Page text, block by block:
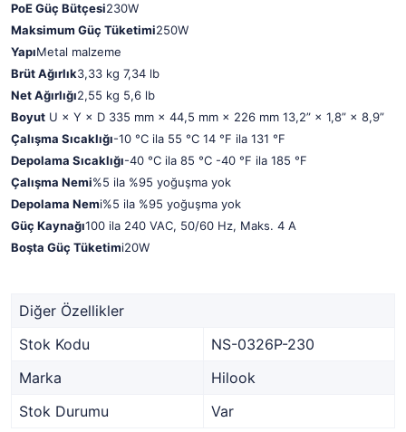
PoE Güç Bütçesi230W
Maksimum Güç Tüketimi250W
YapıMetal malzeme
Brüt Ağırlık3,33 kg 7,34 lb
Net Ağırlığı2,55 kg 5,6 lb
Boyut U × Y × D 335 mm × 44,5 mm × 226 mm 13,2” × 1,8” × 8,9”
Çalışma Sıcaklığı-10 °C ila 55 °C 14 °F ila 131 °F
Depolama Sıcaklığı-40 °C ila 85 °C -40 °F ila 185 °F
Çalışma Nemi%5 ila %95 yoğuşma yok
Depolama Nemi%5 ila %95 yoğuşma yok
Güç Kaynağı100 ila 240 VAC, 50/60 Hz, Maks. 4 A
Boşta Güç Tüketimi20W
Diğer Özellikler
Stok Kodu
NS-0326P-230
Marka
Hilook
Stok Durumu
Var